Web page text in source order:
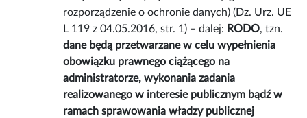
rozporządzenie o ochronie danych) (Dz. Urz. UE
L 119 z 04.05.2016, str. 1) – dalej: RODO, tzn.
dane będą przetwarzane w celu wypełnienia
obowiązku prawnego ciążącego na
administratorze, wykonania zadania
realizowanego w interesie publicznym bądź w
ramach sprawowania władzy publicznej